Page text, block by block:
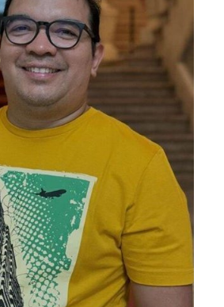
ocorre todo segundo domingo de
de pessoas em uma procissão
acompanhando a imagem de
como “o Natal dos
o maior evento religioso do
fiéis por metro quadrado. Para
movimenta a economia, a
de Belém.
dessa devoção, a pequena
mais a multidão que chegava